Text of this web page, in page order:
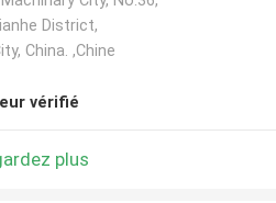
District,
China. ,Chine
vérifié
plus